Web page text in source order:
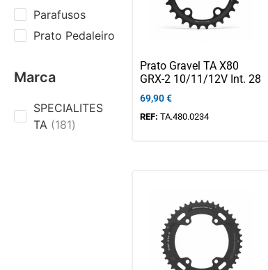
Parafusos
Prato Pedaleiro
Marca
SPECIALITES
TA 181
Prato Gravel TA X80
GRX-2 10/11/12V Int. 28
69,90€
REF: TA.480.0234